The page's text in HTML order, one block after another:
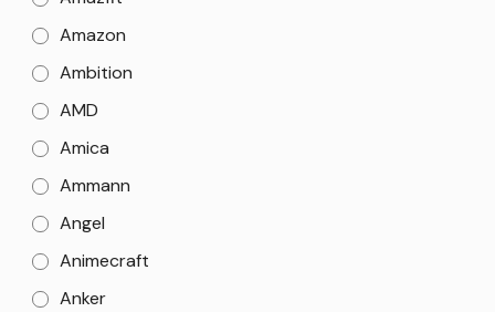
Amazon
Ambition
AMD
Amica
Ammann
Angel
Animecraft
Anker